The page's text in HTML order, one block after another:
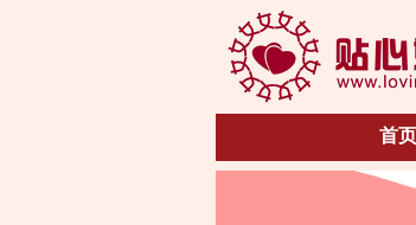
首页